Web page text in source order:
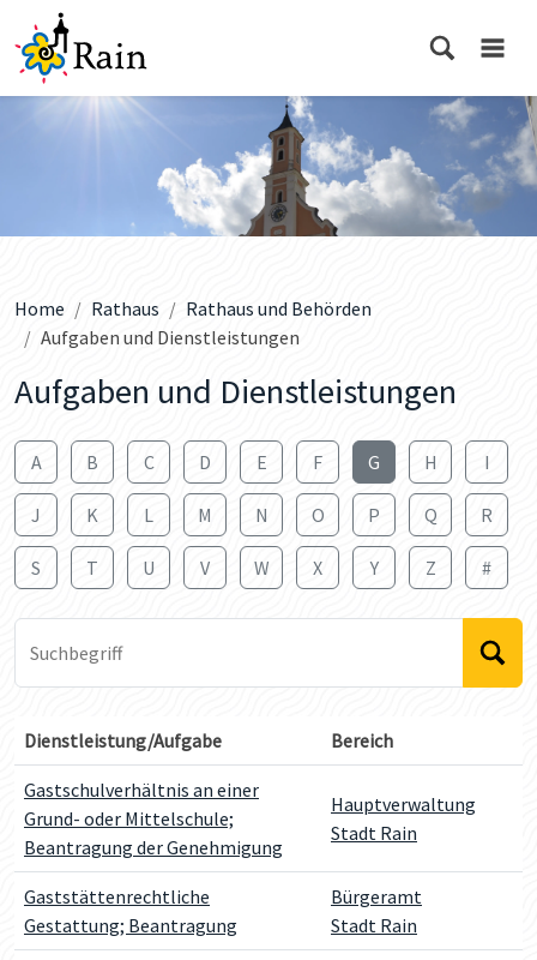
Home Rathaus
Rathaus und Behörden
Aufgaben und Dienstleistungen
Aufgaben und Dienstleistungen
A B C D E F G H I
J K L M N O P Q R
S T U V W X Y Z #
Suchbegriff
Dienstleistung/Aufgabe Bereich
Gastschulverhältnis an einer
Grund- oder Mittelschule;
Beantragung der Genehmigung
Hauptverwaltung
Stadt Rain
Gaststättenrechtliche
Gestattung; Beantragung
Bürgeramt
Stadt Rain